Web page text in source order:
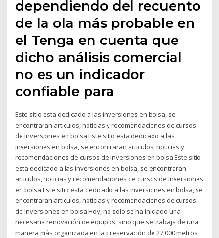
dependiendo del recuento
de la ola más probable en
el Tenga en cuenta que
dicho análisis comercial
no es un indicador
confiable para
Este sitio esta dedicado a las inversiones en bolsa, se
encontraran articulos, noticias y recomendaciones de cursos
de Inversiones en bolsa Este sitio esta dedicado a las
inversiones en bolsa, se encontraran articulos, noticias y
recomendaciones de cursos de Inversiones en bolsa Este sitio
esta dedicado a las inversiones en bolsa, se encontraran
articulos, noticias y recomendaciones de cursos de Inversiones
en bolsa Este sitio esta dedicado a las inversiones en bolsa, se
encontraran articulos, noticias y recomendaciones de cursos
de Inversiones en bolsa Hoy, no solo se ha iniciado una
necesaria renovación de equipos, sino que se trabaja de una
manera más organizada en la preservación de 27,000 metros